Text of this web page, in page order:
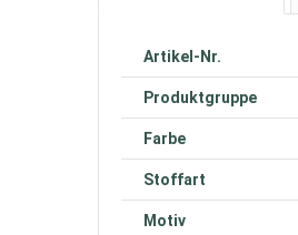
Artikel-Nr.
Produktgruppe
Farbe
Stoffart
Motiv